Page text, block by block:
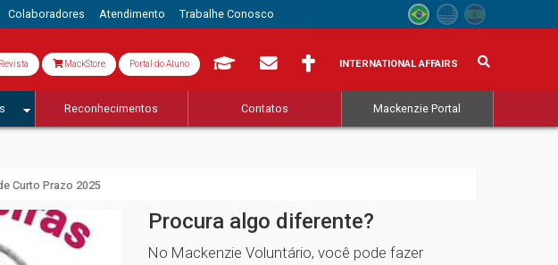
Colaboradores Atendimento Trabalhe Conosco
Revista MackStore Portal do Aluno INTERNATIONAL AFFAIRS
Reconhecimentos Contatos Mackenzie Portal
Curto Prazo 2025
Procura algo diferente?
No Mackenzie Voluntário, você pode fazer